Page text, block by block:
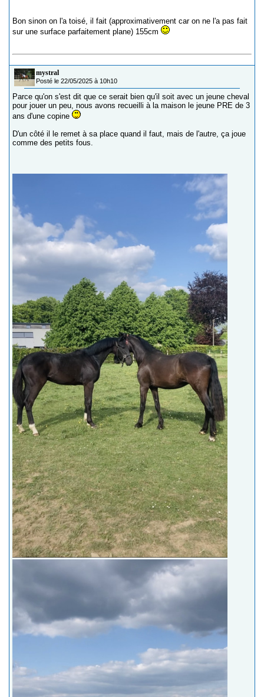
Bon sinon on l'a toisé, il fait (approximativement car on ne l'a pas fait
sur une surface parfaitement plane) 155cm
mystral
Posté le 22/05/2025 à 10h10
Parce qu'on s'est dit que ce serait bien qu'il soit avec un jeune cheval
pour jouer un peu, nous avons recueilli à la maison le jeune PRE de 3
ans d'une copine
D'un côté il le remet à sa place quand il faut, mais de l'autre, ça joue
comme des petits fous.